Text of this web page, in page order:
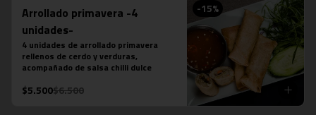
-15%
Arrollado primavera -4
unidades-
4 unidades de arrollado primavera
rellenos de cerdo y verduras,
acompañado de salsa chilli dulce
$5.500$6.500